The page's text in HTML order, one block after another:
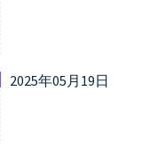
2025年05月19日